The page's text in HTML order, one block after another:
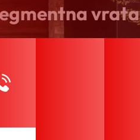
vrata